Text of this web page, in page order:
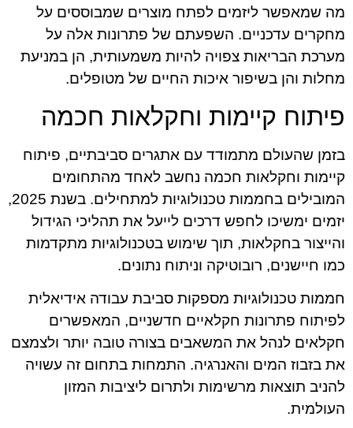
מה שמאפשר ליזמים לפתח מוצרים שמבוססים על
מחקרים עדכניים. השפעתם של פתרונות אלה על
מערכת הבריאות צפויה להיות משמעותית, הן במניעת
מחלות והן בשיפור איכות החיים של מטופלים.
פיתוח קיימות וחקלאות חכמה
בזמן שהעולם מתמודד עם אתגרים סביבתיים, פיתוח
קיימות וחקלאות חכמה נחשב לאחד מהתחומים
המובילים בחממות טכנולוגיות למתחילים. בשנת 2025,
יזמים ימשיכו לחפש דרכים לייעל את תהליכי הגידול
והייצור בחקלאות, תוך שימוש בטכנולוגיות מתקדמות
כמו חיישנים, רובוטיקה וניתוח נתונים.
חממות טכנולוגיות מספקות סביבת עבודה אידיאלית
לפיתוח פתרונות חקלאיים חדשניים, המאפשרים
חקלאים לנהל את המשאבים בצורה טובה יותר ולצמצם
את בזבוז המים והאנרגיה. התמחות בתחום זה עשויה
להניב תוצאות מרשימות ולתרום ליציבות המזון
העולמית.